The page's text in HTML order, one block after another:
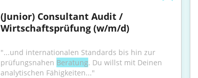
(Junior) Consultant Audit /
Wirtschaftsprüfung (w/m/d)
"...und internationalen Standards bis hin zur
prüfungsnahen Beratung. Du willst mit Deinen
analytischen Fähigkeiten..."